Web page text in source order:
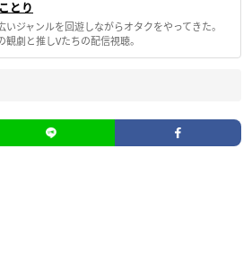
とり
いジャンルを回遊しながらオタクをやってきた。
劇と推しVたちの配信視聴。